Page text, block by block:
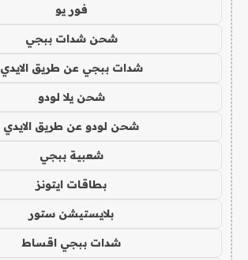
فور يو
شحن شدات ببجي
شدات ببجي عن طريق الايدي
شحن يلا لودو
شحن لودو عن طريق الايدي
شعبية ببجي
بطاقات ايتونز
بلايستيشن ستور
شدات ببجي اقساط